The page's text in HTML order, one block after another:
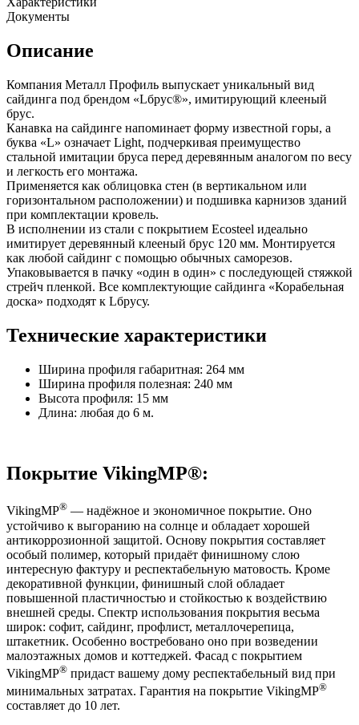
Документы
Описание
Компания Металл Профиль выпускает уникальный вид
сайдинга под брендом «Lбрус®», имитирующий клееный
брус.
Канавка на сайдинге напоминает форму известной горы, а
буква «L» означает Light, подчеркивая преимущество
стальной имитации бруса перед деревянным аналогом по весу
и легкость его монтажа.
Применяется как облицовка стен (в вертикальном или
горизонтальном расположении) и подшивка карнизов зданий
при комплектации кровель.
В исполнении из стали с покрытием Ecosteel идеально
имитирует деревянный клееный брус 120 мм. Монтируется
как любой сайдинг с помощью обычных саморезов.
Упаковывается в пачку «один в один» с последующей стяжкой
стрейч пленкой. Все комплектующие сайдинга «Корабельная
доска» подходят к Lбрусу.
Технические характеристики
Ширина профиля габаритная: 264 мм
Ширина профиля полезная: 240 мм
Высота профиля: 15 мм
Длина: любая до 6 м.
Покрытие VikingMP®:
VikingMP® — надёжное и экономичное покрытие. Оно
устойчиво к выгоранию на солнце и обладает хорошей
антикоррозионной защитой. Основу покрытия составляет
особый полимер, который придаёт финишному слою
интересную фактуру и респектабельную матовость. Кроме
декоративной функции, финишный слой обладает
повышенной пластичностью и стойкостью к воздействию
внешней среды. Спектр использования покрытия весьма
широк: софит, сайдинг, профлист, металлочерепица,
штакетник. Особенно востребовано оно при возведении
малоэтажных домов и коттеджей. Фасад с покрытием
VikingMP® придаст вашему дому респектабельный вид при
минимальных затратах. Гарантия на покрытие VikingMP®
составляет до 10 лет.